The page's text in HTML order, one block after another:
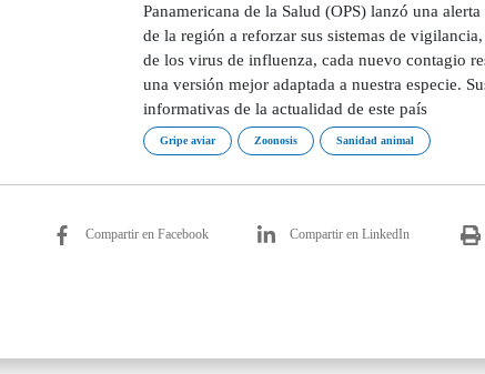
Panamericana de la Salud (OPS) lanzó una
de la región a reforzar sus sistemas de
de los virus de influenza, cada nuevo contagio
una versión mejor adaptada a nuestra especie.
informativas de la actualidad de este país
Gripe aviar Zoonosis Sanidad animal
Compartir en Facebook Compartir en LinkedIn